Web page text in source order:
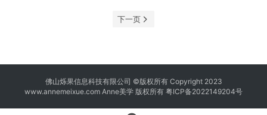
下一页
佛山烁果信息科技有限公司 ©版权所有 Copyright 2023
www.annemeixue.com Anne美学 版权所有 粤ICP备2022149204号